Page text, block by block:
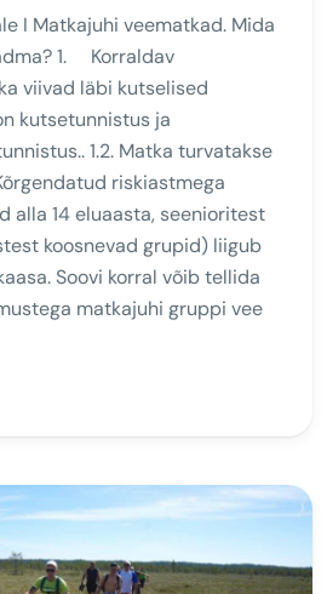
I Matkajuhi veematkad. Mida
1. Korraldav
viivad läbi kutselised
kutsetunnistus ja
1.2. Matka turvatakse
riskiastmega
alla 14 eluaasta, seenioritest
koosnevad grupid) liigub
Soovi korral võib tellida
matkajuhi gruppi vee